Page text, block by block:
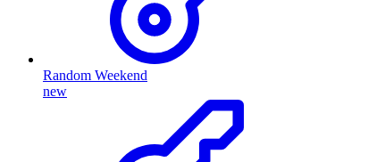
Random Weekend
new